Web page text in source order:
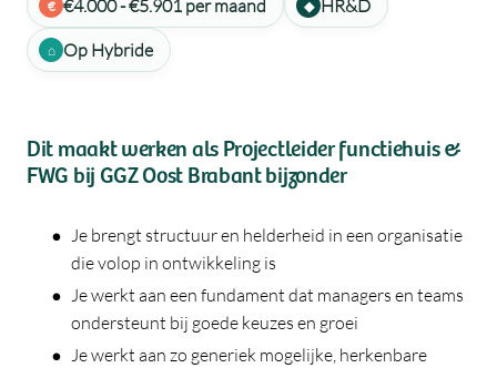
€4.000 - €5.901 per maand
HR&D
Op Hybride
Dit maakt werken als Projectleider functiehuis &
FWG bij GGZ Oost Brabant bijzonder
Je brengt structuur en helderheid in een organisatie
die volop in ontwikkeling is
Je werkt aan een fundament dat managers en teams
ondersteunt bij goede keuzes en groei
Je werkt aan zo generiek mogelijke, herkenbare